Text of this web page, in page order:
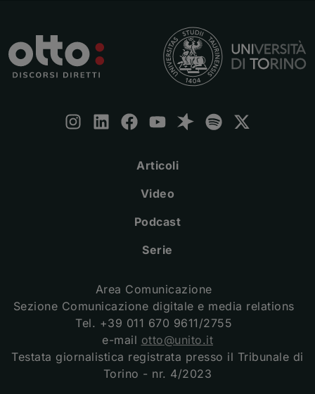
Articoli
Video
Podcast
Serie
Area Comunicazione
Sezione Comunicazione digitale e media relations
Tel. +39 011 670 9611/2755
e-mail otto@unito.it
Testata giornalistica registrata presso il Tribunale di
Torino - nr. 4/2023